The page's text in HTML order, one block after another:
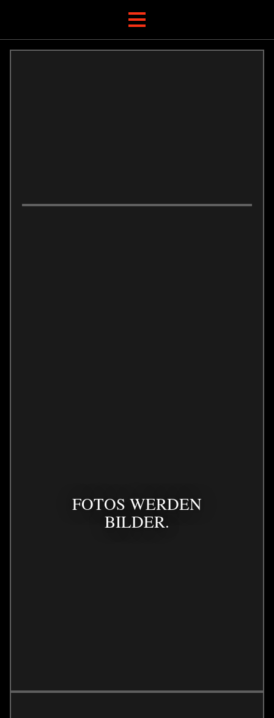
FOTOS WERDEN
BILDER.